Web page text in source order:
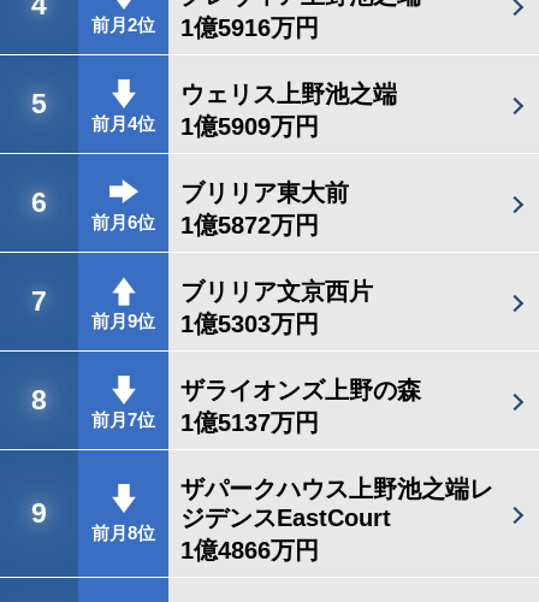
前月2位
1億5916万円
5
前月4位
ウェリス上野池之端
1億5909万円
6
前月6位
ブリリア東大前
1億5872万円
7
前月9位
ブリリア文京西片
1億5303万円
8
前月7位
ザライオンズ上野の森
1億5137万円
9
前月8位
ザパークハウス上野池之端レ
ジデンスEastCourt
1億4866万円